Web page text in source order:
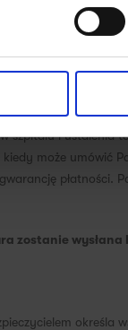
Gdańsk i
się na wykonanie
szpitalu i
może umówić
zostanie
określa